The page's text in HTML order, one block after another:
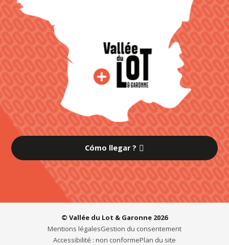
Cómo llegar ?
© Vallée du Lot & Garonne 2026
Mentions légalesGestion du consentement
Accessibilité : non conformePlan du site